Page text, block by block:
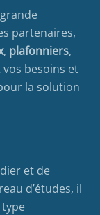
partenaires,
, plafonniers,
vos besoins et
la solution
et de
d’études, il